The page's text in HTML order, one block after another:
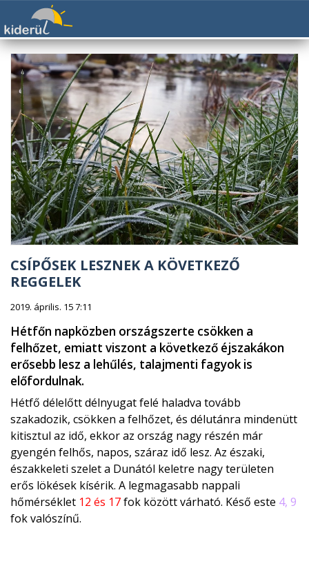
CSÍPŐSEK LESZNEK A KÖVETKEZŐ
REGGELEK
2019. április. 15 7:11
Hétfőn napközben országszerte csökken a
felhőzet, emiatt viszont a következő éjszakákon
erősebb lesz a lehűlés, talajmenti fagyok is
előfordulnak.
Hétfő délelőtt délnyugat felé haladva tovább
szakadozik, csökken a felhőzet, és délutánra mindenütt
kitisztul az idő, ekkor az ország nagy részén már
gyengén felhős, napos, száraz idő lesz. Az északi,
északkeleti szelet a Dunától keletre nagy területen
erős lökések kísérik. A legmagasabb nappali
hőmérséklet 12 és 17fok között várható. Késő este 4, 9
fok valószínű.